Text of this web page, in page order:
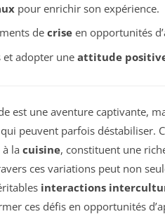
pour enrichir son expérience.
de criseen opportunités
et adopter une attitude
est une aventure captivante,
qui peuvent parfois déstabiliser.
la cuisine, constituent une
ces variations peut non
interactions
ces défis en opportunités